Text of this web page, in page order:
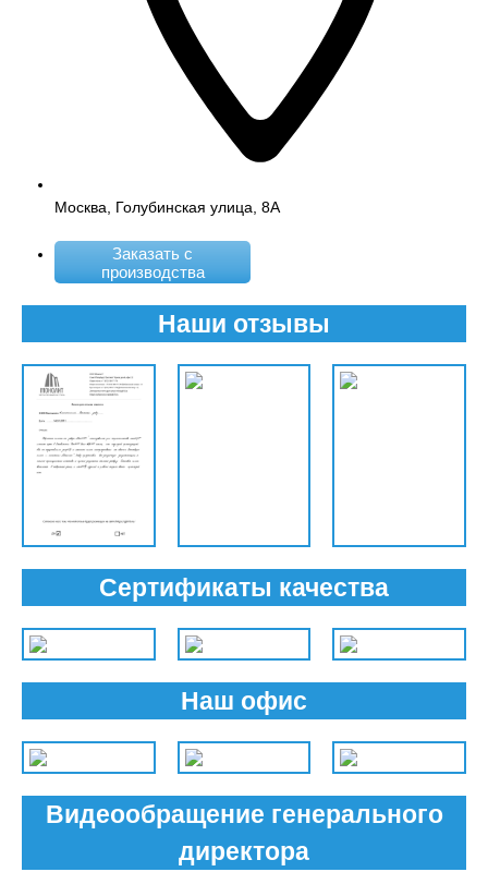
Москва, Голубинская улица, 8А
Заказать с
производства
Наши отзывы
Сертификаты качества
Наш офис
Видеообращение генерального
директора